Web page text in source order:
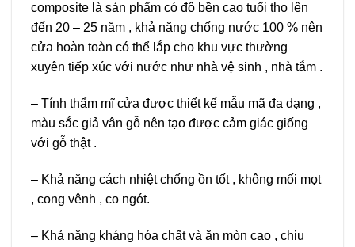
composite là sản phẩm có độ bền cao tuổi thọ lên
đến 20 – 25 năm , khả năng chống nước 100 % nên
cửa hoàn toàn có thể lắp cho khu vực thường
xuyên tiếp xúc với nước như nhà vệ sinh , nhà tắm .
– Tính thẩm mĩ cửa được thiết kế mẫu mã đa dạng ,
màu sắc giả vân gỗ nên tạo được cảm giác giống
với gỗ thật .
– Khả năng cách nhiệt chống ồn tốt , không mối mọt
, cong vênh , co ngót.
– Khả năng kháng hóa chất và ăn mòn cao , chịu